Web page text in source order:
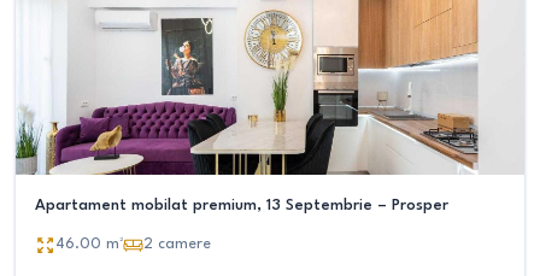
Apartament mobilat premium, 13 Septembrie – Prosper
46.00 m² 2 camere